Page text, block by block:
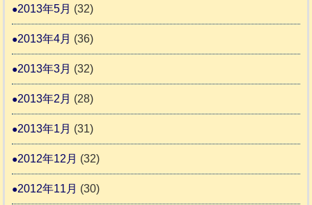
2013年5月 (32)
2013年4月 (36)
2013年3月 (32)
2013年2月 (28)
2013年1月 (31)
2012年12月 (32)
2012年11月 (30)